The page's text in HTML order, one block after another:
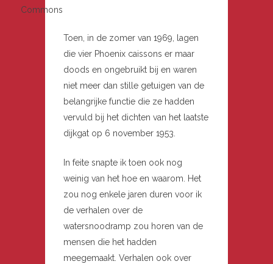
Commons
Toen, in de zomer van 1969, lagen
die vier Phoenix caissons er maar
doods en ongebruikt bij en waren
niet meer dan stille getuigen van de
belangrijke functie die ze hadden
vervuld bij het dichten van het laatste
dijkgat op 6 november 1953.
In feite snapte ik toen ook nog
weinig van het hoe en waarom. Het
zou nog enkele jaren duren voor ik
de verhalen over de
watersnoodramp zou horen van de
mensen die het hadden
meegemaakt. Verhalen ook over